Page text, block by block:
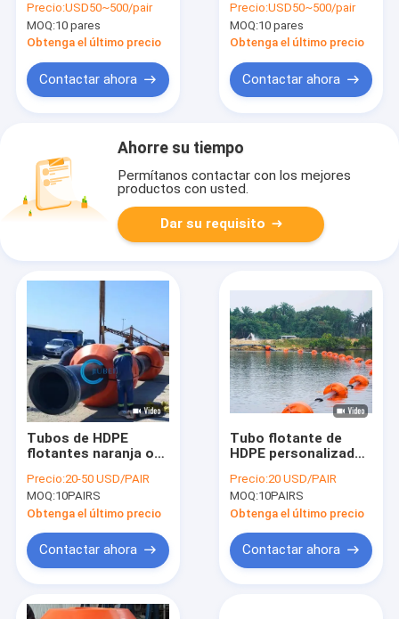
espuma
construcción minera
llenada de la
polietileno de la
acuicultura
Precio:USD50~500/pair
MOQ:10 pares
Obtenga el último precio
Contactar ahora
arena de la manguera
del flotador del tubo
del HDPE de la
Precio:USD50~500/pair
MOQ:10 pares
Obtenga el último precio
Contactar ahora
Ahorre su tiempo
Permítanos contactar con los mejores
productos con usted.
Dar su requisito
Tubos de HDPE
flotantes naranja o
personalizados con
instalación de acero
galvanizado en
caliente
Precio:20-50 USD/PAIR
MOQ:10PAIRS
Obtenga el último precio
Contactar ahora
Tubo flotante de
HDPE personalizado
la ruptura 400% de
rendimiento
Precio:20 USD/PAIR
MOQ:10PAIRS
Obtenga el último precio
Contactar ahora